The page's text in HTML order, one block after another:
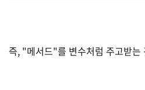
즉, "메서드"를 변수처럼 주고받는